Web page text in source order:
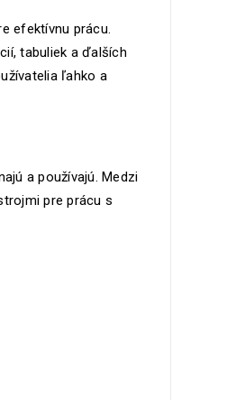
efektívnu prácu.
tabuliek a ďalších
ľahko a
a používajú. Medzi
pre prácu s